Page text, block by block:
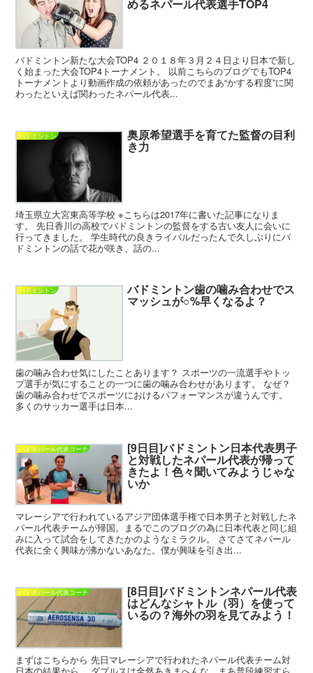
めるネパール代表選手TOP4
バドミントン新たな大会TOP4 ２０１８年３月２４日より日本で新し
く始まった大会TOP4トーナメント。 以前こちらのブログでもTOP4
トーナメントより動画作成の依頼があったのでまあ“かする程度”に関
わったといえば関わったネパール代表...
バドミントン 奥原希望選手を育てた監督の目利
き力
埼玉県立大宮東高等学校 ※こちらは2017年に書いた記事になりま
す。 先日香川の高校でバドミントンの監督をする古い友人に会いに
行ってきました。 学生時代の良きライバルだったんで久しぶりにバ
ドミントンの話で花が咲き、話の...
バドミントン バドミントン歯の噛み合わせでス
マッシュが○%早くなるよ？
歯の噛み合わせ気にしたことあります？ スポーツの一流選手やトッ
プ選手が気にすることの一つに歯の噛み合わせがあります。 なぜ？
歯の噛み合わせでスポーツにおけるパフォーマンスが違うんです。
多くのサッカー選手は日本...
バドネパール代表コーチ [9日目]バドミントン日本代表男子
と対戦したネパール代表が帰って
きたよ！色々聞いてみようじゃな
いか
マレーシアで行われているアジア団体選手権で日本男子と対戦したネ
パール代表チームが帰国。まるでこのブログの為に日本代表と同じ組
みに入って試合をしてきたかのようなミラクル。 さてさてネパール
代表に全く興味が沸かないあなた。僕が興味を引き出...
バドネパール代表コーチ [8日目]バドミントンネパール代表
はどんなシャトル（羽）を使って
いるの？海外の羽を見てみよう！
まずはこちらから 先日マレーシアで行われたネパール代表チーム対